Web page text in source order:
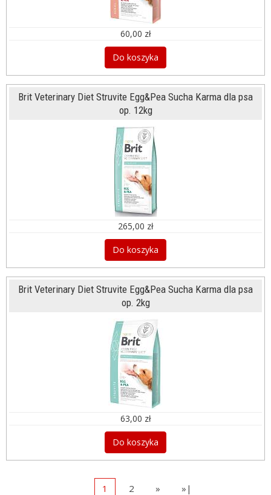
60,00 zł
Do koszyka
Brit Veterinary Diet Struvite Egg&Pea Sucha Karma dla psa
op. 12kg
265,00 zł
Do koszyka
Brit Veterinary Diet Struvite Egg&Pea Sucha Karma dla psa
op. 2kg
63,00 zł
Do koszyka
1 2 » »|